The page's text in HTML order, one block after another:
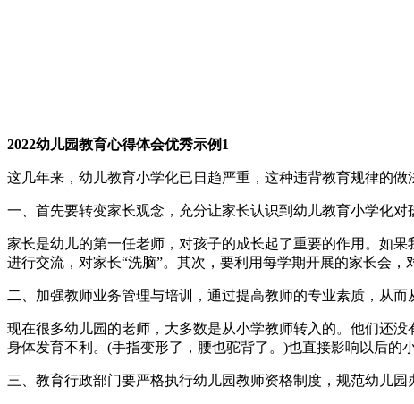
2022幼儿园教育心得体会优秀示例1
这几年来，幼儿教育小学化已日趋严重，这种违背教育规律的
一、首先要转变家长观念，充分让家长认识到幼儿教育小学化对
家长是幼儿的第一任老师，对孩子的成长起了重要的作用。如
进行交流，对家长“洗脑”。其次，要利用每学期开展的家长会
二、加强教师业务管理与培训，通过提高教师的专业素质，从而
现在很多幼儿园的老师，大多数是从小学教师转入的。他们还
身体发育不利。(手指变形了，腰也驼背了。)也直接影响以后的
三、教育行政部门要严格执行幼儿园教师资格制度，规范幼儿园